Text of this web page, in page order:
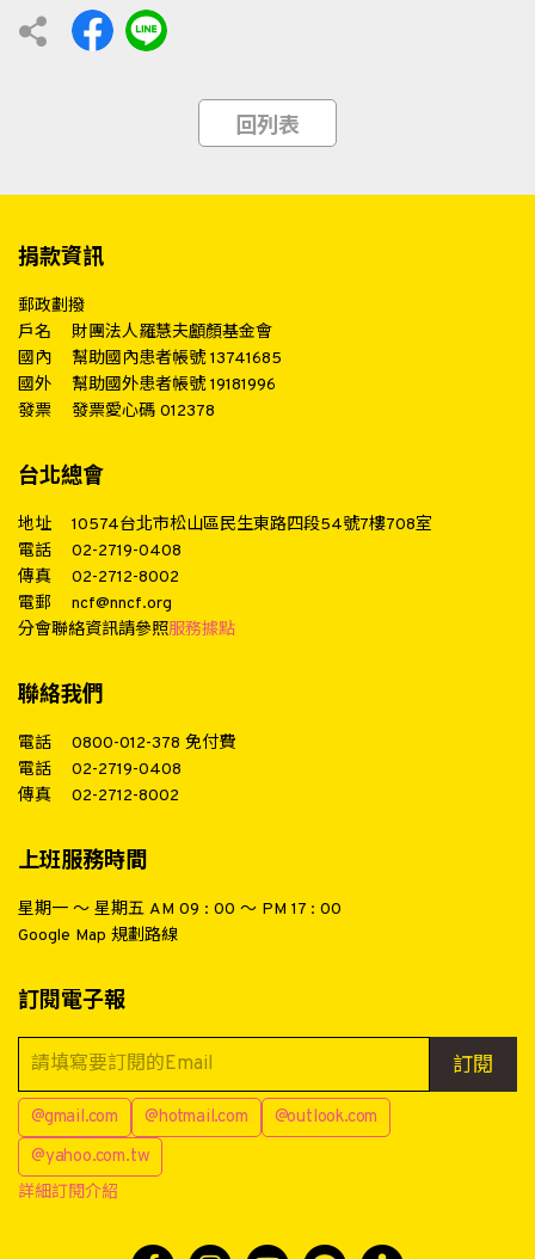
回列表
捐款資訊
郵政劃撥
戶名
財團法人羅慧夫顱顏基金會
國內
幫助國內患者帳號 13741685
國外
幫助國外患者帳號 19181996
發票
發票愛心碼 012378
台北總會
地址
10574台北市松山區民生東路四段54號7樓708室
電話
02-2719-0408
傳真
02-2712-8002
電郵
ncf@nncf.org
分會聯絡資訊請參照服務據點
聯絡我們
電話 0800-012-378 免付費
電話
02-2719-0408
傳真
02-2712-8002
上班服務時間
星期一 ～ 星期五 AM 09 : 00 ～ PM 17 : 00
Google Map 規劃路線
訂閱電子報
訂閱
@gmail.com @hotmail.com
@outlook.com
@yahoo.com.tw
詳細訂閱介紹